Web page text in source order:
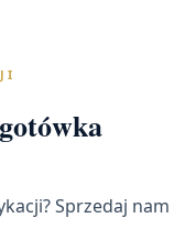
Sprzedaj nam